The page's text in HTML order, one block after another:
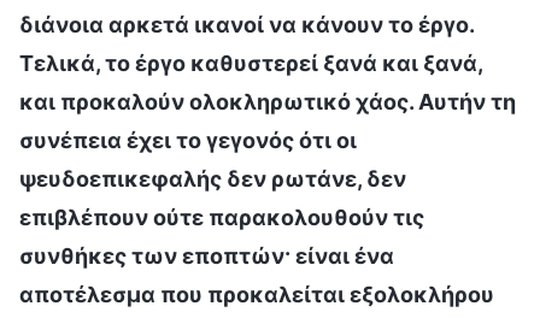
διάνοια αρκετά ικανοί να κάνουν το έργο.
Τελικά, το έργο καθυστερεί ξανά και ξανά,
και προκαλούν ολοκληρωτικό χάος. Αυτήν τη
συνέπεια έχει το γεγονός ότι οι
ψευδοεπικεφαλής δεν ρωτάνε, δεν
επιβλέπουν ούτε παρακολουθούν τις
συνθήκες των εποπτών· είναι ένα
αποτέλεσμα που προκαλείται εξολοκλήρου